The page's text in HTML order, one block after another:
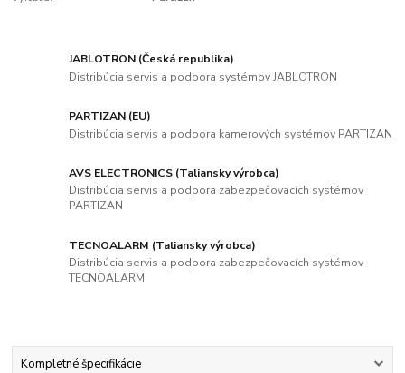
JABLOTRON (Česká republika)
Distribúcia servis a podpora systémov JABLOTRON
PARTIZAN (EU)
Distribúcia servis a podpora kamerových systémov PARTIZAN
AVS ELECTRONICS (Taliansky výrobca)
Distribúcia servis a podpora zabezpečovacích systémov
PARTIZAN
TECNOALARM (Taliansky výrobca)
Distribúcia servis a podpora zabezpečovacích systémov
TECNOALARM
Kompletné špecifikácie